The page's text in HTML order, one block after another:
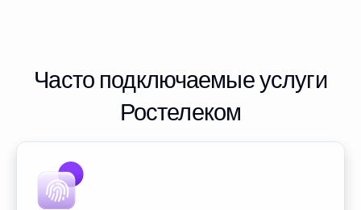
Часто подключаемые услуги
Ростелеком